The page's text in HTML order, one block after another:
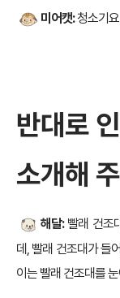
미어캣:청소기
반대로
소개해
해달: 빨래 건조
데, 빨래 건조대가 들
이는 빨래 건조대를